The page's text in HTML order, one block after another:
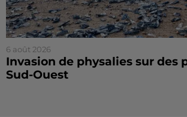
6 août 2026
Invasion de physalies sur des
Sud-Ouest